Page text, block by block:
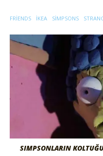
FRIENDS IKEA SIMPSONS
SIMPSONLARIN